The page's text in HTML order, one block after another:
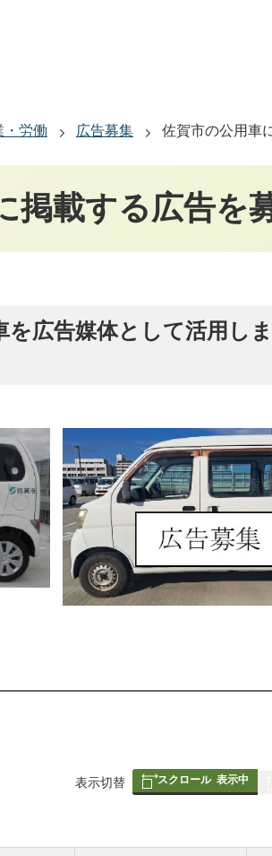
・労働 広告募集 佐賀市の公用車
掲載する広告を
を広告媒体として活用し
表
の
表示切替 スクロール 表示中